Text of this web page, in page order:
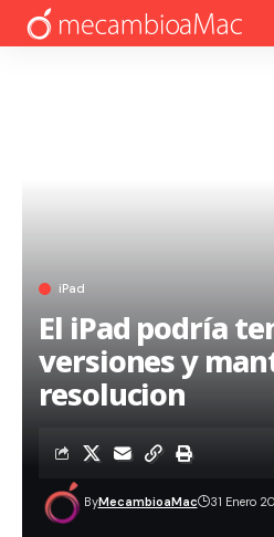
iPad
El iPad podría
versiones y
resolucion
ByMecambioaMac 31 Enero